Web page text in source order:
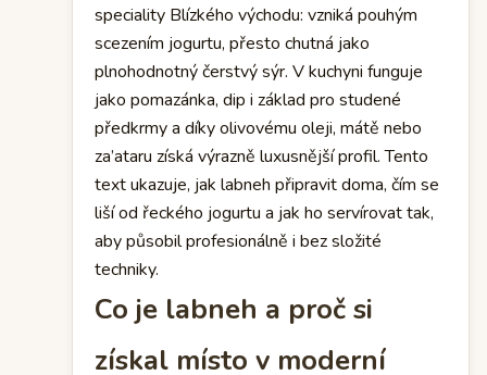
speciality Blízkého východu: vzniká pouhým
scezením jogurtu, přesto chutná jako
plnohodnotný čerstvý sýr. V kuchyni funguje
jako pomazánka, dip i základ pro studené
předkrmy a díky olivovému oleji, mátě nebo
za’ataru získá výrazně luxusnější profil. Tento
text ukazuje, jak labneh připravit doma, čím se
liší od řeckého jogurtu a jak ho servírovat tak,
aby působil profesionálně i bez složité
techniky.
Co je labneh a proč si
získal místo v moderní